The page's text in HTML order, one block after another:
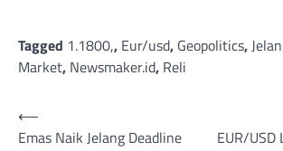
Tagged 1.1800,, Eur/usd, Geopolitics,
Market, Newsmaker.id, Reli
Post
⟵
Emas Naik Jelang Deadline
EUR/